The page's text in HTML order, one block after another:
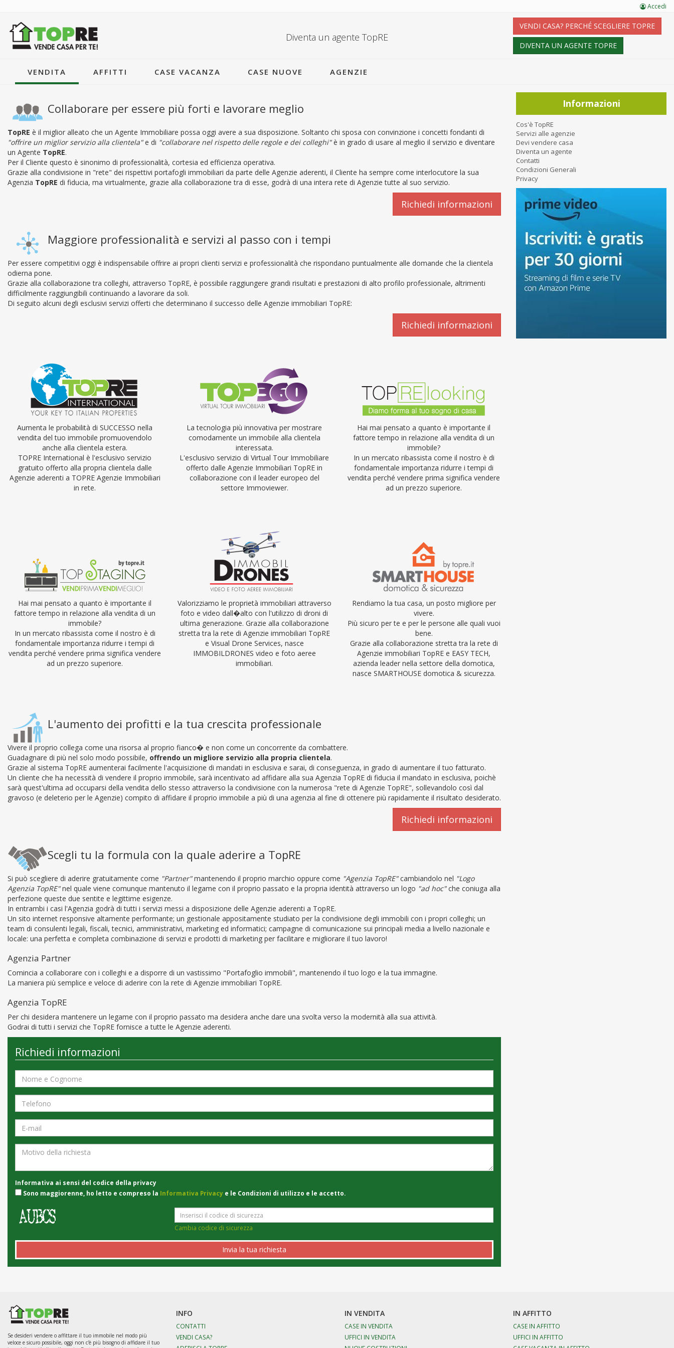
Diventa un agente TopRE
VENDI CASA? PERCHÉ SCEGLIERE TOPRE
DIVENTA UN AGENTE TOPRE
VENDITA AFFITTI CASE VACANZA CASE NUOVE AGENZIE
Collaborare per essere più forti e lavorare meglio
TopRE è il miglior alleato che un Agente Immobiliare possa oggi avere a sua disposizione. Soltanto chi sposa con convinzione i concetti fondanti di
"offrire un miglior servizio alla clientela"e di "collaborare nel rispetto delle regole e dei colleghi"è in grado di usare al meglio il servizio e diventare
un Agente TopRE.
Per il Cliente questo è sinonimo di professionalità, cortesia ed efficienza operativa.
Grazie alla condivisione in "rete" dei rispettivi portafogli immobiliari da parte delle Agenzie aderenti, il Cliente ha sempre come interlocutore la sua
Agenzia TopRE di fiducia, ma virtualmente, grazie alla collaborazione tra di esse, godrà di una intera rete di Agenzie tutte al suo servizio.
Richiedi informazioni
Maggiore professionalità e servizi al passo con i tempi
Per essere competitivi oggi è indispensabile offrire ai propri clienti servizi e professionalità che rispondano puntualmente alle domande che la clientela
odierna pone.
Grazie alla collaborazione tra colleghi, attraverso TopRE, è possibile raggiungere grandi risultati e prestazioni di alto profilo professionale, altrimenti
difficilmente raggiungibili continuando a lavorare da soli.
Di seguito alcuni degli esclusivi servizi offerti che determinano il successo delle Agenzie immobiliari TopRE:
Richiedi informazioni
Aumenta le probabilità di SUCCESSO nella
vendita del tuo immobile promuovendolo
anche alla clientela estera.
TOPRE International è l'esclusivo servizio
gratuito offerto alla propria clientela dalle
Agenzie aderenti a TOPRE Agenzie Immobiliari
in rete.
La tecnologia più innovativa per mostrare
comodamente un immobile alla clientela
interessata.
L'esclusivo servizio di Virtual Tour Immobiliare
offerto dalle Agenzie Immobiliari TopRE in
collaborazione con il leader europeo del
settore Immoviewer.
Hai mai pensato a quanto è importante il
fattore tempo in relazione alla vendita di un
immobile?
In un mercato ribassista come il nostro è di
fondamentale importanza ridurre i tempi di
vendita perché vendere prima significa vendere
ad un prezzo superiore.
Hai mai pensato a quanto è importante il
fattore tempo in relazione alla vendita di un
immobile?
In un mercato ribassista come il nostro è di
fondamentale importanza ridurre i tempi di
vendita perché vendere prima significa vendere
ad un prezzo superiore.
Valorizziamo le proprietà immobiliari attraverso
foto e video dall�alto con l'utilizzo di droni di
ultima generazione. Grazie alla collaborazione
stretta tra la rete di Agenzie immobiliari TopRE
e Visual Drone Services, nasce
IMMOBILDRONES video e foto aeree
immobiliari.
Rendiamo la tua casa, un posto migliore per
vivere.
Più sicuro per te e per le persone alle quali vuoi
bene.
Grazie alla collaborazione stretta tra la rete di
Agenzie immobiliari TopRE e EASY TECH,
azienda leader nella settore della domotica,
nasce SMARTHOUSE domotica & sicurezza.
L'aumento dei profitti e la tua crescita professionale
Vivere il proprio collega come una risorsa al proprio fianco� e non come un concorrente da combattere.
Guadagnare di più nel solo modo possibile, offrendo un migliore servizio alla propria clientela.
Grazie al sistema TopRE aumenterai facilmente l'acquisizione di mandati in esclusiva e sarai, di conseguenza, in grado di aumentare il tuo fatturato.
Un cliente che ha necessità di vendere il proprio immobile, sarà incentivato ad affidare alla sua Agenzia TopRE di fiducia il mandato in esclusiva, poichè
sarà quest'ultima ad occuparsi della vendita dello stesso attraverso la condivisione con la numerosa "rete di Agenzie TopRE", sollevandolo così dal
gravoso (e deleterio per le Agenzie) compito di affidare il proprio immobile a più di una agenzia al fine di ottenere più rapidamente il risultato desiderato.
Richiedi informazioni
Scegli tu la formula con la quale aderire a TopRE
Si può scegliere di aderire gratuitamente come "Partner"mantenendo il proprio marchio oppure come "Agenzia TopRE"cambiandolo nel "Logo
Agenzia TopRE"nel quale viene comunque mantenuto il legame con il proprio passato e la propria identità attraverso un logo "ad hoc"che coniuga alla
perfezione queste due sentite e legittime esigenze.
In entrambi i casi l'Agenzia godrà di tutti i servizi messi a disposizione delle Agenzie aderenti a TopRE.
Un sito internet responsive altamente performante; un gestionale appositamente studiato per la condivisione degli immobili con i propri colleghi; un
team di consulenti legali, fiscali, tecnici, amministrativi, marketing ed informatici; campagne di comunicazione sui principali media a livello nazionale e
locale: una perfetta e completa combinazione di servizi e prodotti di marketing per facilitare e migliorare il tuo lavoro!
Agenzia Partner
Comincia a collaborare con i colleghi e a disporre di un vastissimo "Portafoglio immobili", mantenendo il tuo logo e la tua immagine.
La maniera più semplice e veloce di aderire con la rete di Agenzie immobiliari TopRE.
Agenzia TopRE
Per chi desidera mantenere un legame con il proprio passato ma desidera anche dare una svolta verso la modernità alla sua attività.
Godrai di tutti i servizi che TopRE fornisce a tutte le Agenzie aderenti.
Richiedi informazioni
Informativa ai sensi del codice della privacy
Sono maggiorenne, ho letto e compreso la Informativa Privacy e le Condizioni di utilizzo e le accetto.
Cambia codice di sicurezza
Invia la tua richiesta
Informazioni
Cos'è TopRE
Servizi alle agenzie
Devi vendere casa
Diventa un agente
Contatti
Condizioni Generali
Privacy
Se desideri vendere o affittare il tuo immobile nel modo più
veloce e sicuro possibile, oggi non c'è più bisogno di affidare il tuo
INFO
CONTATTI
VENDI CASA?
IN VENDITA
CASE IN VENDITA
UFFICI IN VENDITA
IN AFFITTO
CASE IN AFFITTO
UFFICI IN AFFITTO
Accedi